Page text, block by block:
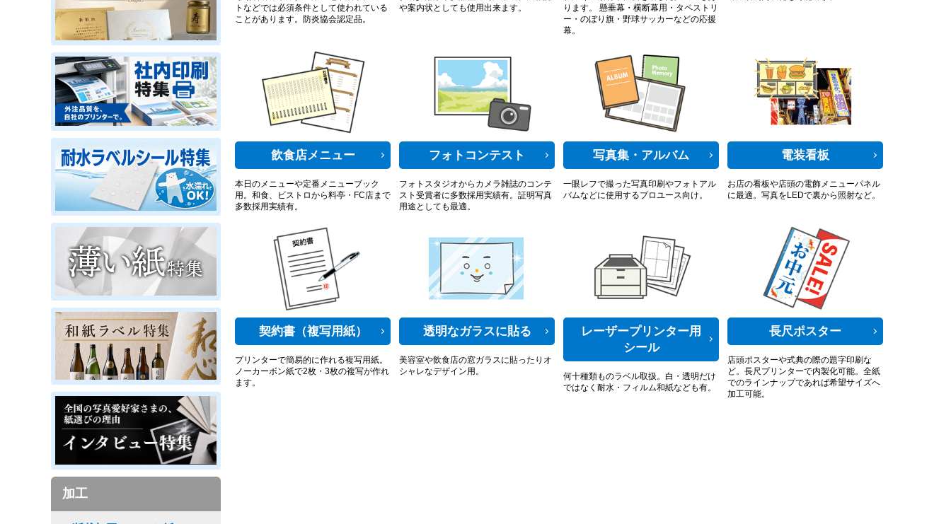
加工
トなどでは必須条件として使われている
ことがあります。防炎協会認定品。
や案内状としても使用出来ます。
ります。 懸垂幕・横断幕用・タペストリ
ー・のぼり旗・野球サッカーなどの応援
幕。
飲食店メニュー
本日のメニューや定番メニューブック
用。和食、ビストロから料亭・FC店まで
多数採用実績有。
フォトコンテスト
フォトスタジオからカメラ雑誌のコンテ
スト受賞者に多数採用実績有。証明写真
用途としても最適。
写真集・アルバム
一眼レフで撮った写真印刷やフォトアル
バムなどに使用するプロユース向け。
電装看板
お店の看板や店頭の電飾メニューパネル
に最適。写真をLEDで裏から照射など。
契約書（複写用紙）
プリンターで簡易的に作れる複写用紙。
ノーカーボン紙で2枚・3枚の複写が作れ
ます。
透明なガラスに貼る
美容室や飲食店の窓ガラスに貼ったりオ
シャレなデザイン用。
レーザープリンター用
シール
何十種類ものラベル取扱。白・透明だけ
ではなく耐水・フィルム和紙なども有。
長尺ポスター
店頭ポスターや式典の際の題字印刷な
ど。長尺プリンターで内製化可能。全紙
でのラインナップであれば希望サイズへ
加工可能。